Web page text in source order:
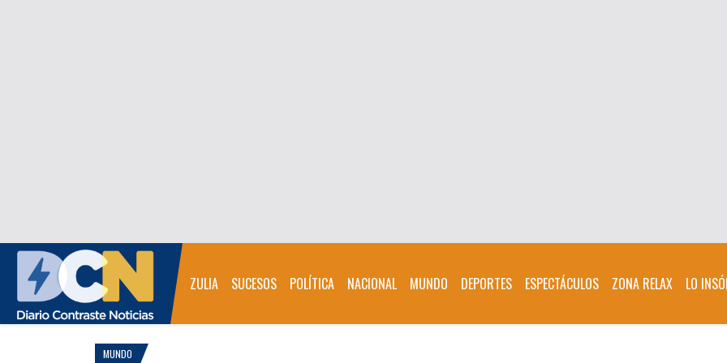
ZULIA SUCESOS POLÍTICA NACIONAL MUNDO DEPORTES ESPECTÁCULOS ZONA RELAX LO
MUNDO